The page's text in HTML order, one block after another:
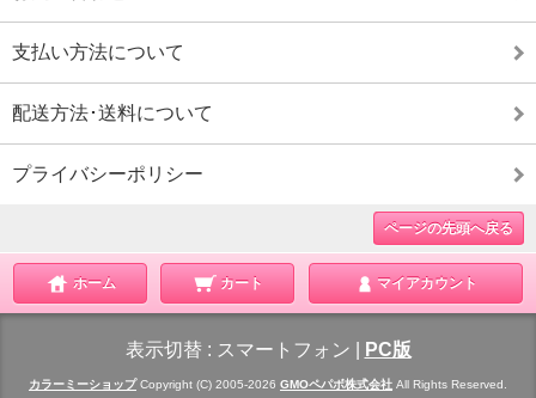
支払い方法について
配送方法･送料について
プライバシーポリシー
ページの先頭へ戻る
ホーム カート マイアカウント
表示切替 : スマートフォン PC版
カラーミーショップCopyright (C) 2005-2026 GMOペパボ株式会社 All Rights Reserved.